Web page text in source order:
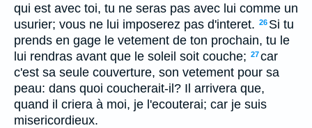
qui est avec toi, tu ne seras pas avec lui comme un
usurier; vous ne lui imposerez pas d'interet. 26 Si tu
prends en gage le vetement de ton prochain, tu le
lui rendras avant que le soleil soit couche; 27car
c'est sa seule couverture, son vetement pour sa
peau: dans quoi coucherait-il? Il arrivera que,
quand il criera à moi, je l'ecouterai; car je suis
misericordieux.